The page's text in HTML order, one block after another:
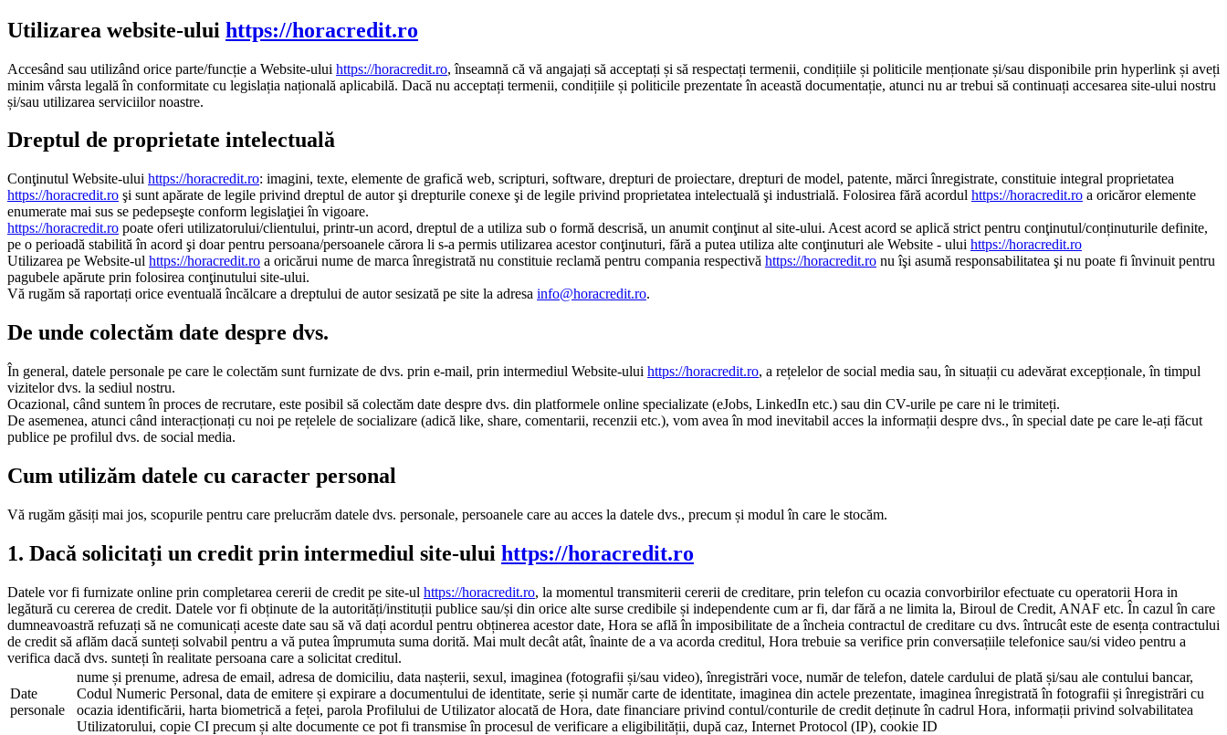
Utilizarea website-ului https://horacredit.ro
Accesând sau utilizând orice parte/funcție a Website-ului https://horacredit.ro, înseamnă că vă angajați să acceptați și să respectați termenii, condițiile și politicile menționate și/sau disponibile prin hyperlink și aveți
minim vârsta legală în conformitate cu legislația națională aplicabilă. Dacă nu acceptați termenii, condițiile și politicile prezentate în această documentație, atunci nu ar trebui să continuați accesarea site-ului nostru
și/sau utilizarea serviciilor noastre.
Dreptul de proprietate intelectuală
Conţinutul Website-ului https://horacredit.ro: imagini, texte, elemente de grafică web, scripturi, software, drepturi de proiectare, drepturi de model, patente, mărci înregistrate, constituie integral proprietatea
https://horacredit.ro şi sunt apărate de legile privind dreptul de autor şi drepturile conexe şi de legile privind proprietatea intelectuală şi industrială. Folosirea fără acordul https://horacredit.ro a oricăror elemente
enumerate mai sus se pedepseşte conform legislaţiei în vigoare.
https://horacredit.ro poate oferi utilizatorului/clientului, printr-un acord, dreptul de a utiliza sub o formă descrisă, un anumit conţinut al site-ului. Acest acord se aplică strict pentru conţinutul/conținuturile definite,
pe o perioadă stabilită în acord şi doar pentru persoana/persoanele cărora li s-a permis utilizarea acestor conţinuturi, fără a putea utiliza alte conţinuturi ale Website - ului https://horacredit.ro
Utilizarea pe Website-ul https://horacredit.ro a oricărui nume de marca înregistrată nu constituie reclamă pentru compania respectivă https://horacredit.ro nu îşi asumă responsabilitatea şi nu poate fi învinuit pentru
pagubele apărute prin folosirea conţinutului site-ului.
Vă rugăm să raportați orice eventuală încălcare a dreptului de autor sesizată pe site la adresa info@horacredit.ro.
De unde colectăm date despre dvs.
În general, datele personale pe care le colectăm sunt furnizate de dvs. prin e-mail, prin intermediul Website-ului https://horacredit.ro, a rețelelor de social media sau, în situații cu adevărat excepționale, în timpul
vizitelor dvs. la sediul nostru.
Ocazional, când suntem în proces de recrutare, este posibil să colectăm date despre dvs. din platformele online specializate (eJobs, LinkedIn etc.) sau din CV-urile pe care ni le trimiteți.
De asemenea, atunci când interacționați cu noi pe rețelele de socializare (adică like, share, comentarii, recenzii etc.), vom avea în mod inevitabil acces la informații despre dvs., în special date pe care le-ați făcut
publice pe profilul dvs. de social media.
Cum utilizăm datele cu caracter personal
Vă rugăm găsiți mai jos, scopurile pentru care prelucrăm datele dvs. personale, persoanele care au acces la datele dvs., precum și modul în care le stocăm.
1. Dacă solicitați un credit prin intermediul site-ului https://horacredit.ro
Datele vor fi furnizate online prin completarea cererii de credit pe site-ul https://horacredit.ro, la momentul transmiterii cererii de creditare, prin telefon cu ocazia convorbirilor efectuate cu operatorii Hora in
legătură cu cererea de credit. Datele vor fi obținute de la autorități/instituții publice sau/și din orice alte surse credibile și independente cum ar fi, dar fără a ne limita la, Biroul de Credit, ANAF etc. În cazul în care
dumneavoastră refuzați să ne comunicați aceste date sau să vă dați acordul pentru obținerea acestor date, Hora se află în imposibilitate de a încheia contractul de creditare cu dvs. întrucât este de esența contractului
de credit să aflăm dacă sunteți solvabil pentru a vă putea împrumuta suma dorită. Mai mult decât atât, înainte de a va acorda creditul, Hora trebuie sa verifice prin conversațiile telefonice sau/si video pentru a
verifica dacă dvs. sunteți în realitate persoana care a solicitat creditul.
Date
personale
nume și prenume, adresa de email, adresa de domiciliu, data nașterii, sexul, imaginea (fotografii și/sau video), înregistrări voce, număr de telefon, datele cardului de plată și/sau ale contului bancar,
Codul Numeric Personal, data de emitere și expirare a documentului de identitate, serie și număr carte de identitate, imaginea din actele prezentate, imaginea înregistrată în fotografii și înregistrări cu
ocazia identificării, harta biometrică a feței, parola Profilului de Utilizator alocată de Hora, date financiare privind contul/conturile de credit deținute în cadrul Hora, informații privind solvabilitatea
Utilizatorului, copie CI precum și alte documente ce pot fi transmise în procesul de verificare a eligibilității, după caz, Internet Protocol (IP), cookie ID